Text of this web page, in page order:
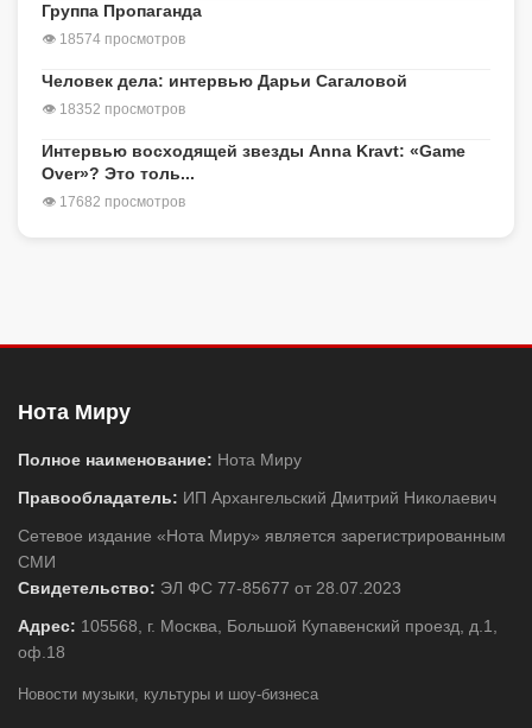
Группа Пропаганда
👁 18574 просмотров
Человек дела: интервью Дарьи Сагаловой
👁 18352 просмотров
Интервью восходящей звезды Anna Kravt: «Game
Over»? Это толь...
👁 17682 просмотров
Нота Миру
Полное наименование: Нота Миру
Правообладатель: ИП Архангельский Дмитрий Николаевич
Сетевое издание «Нота Миру» является зарегистрированным
СМИ
Свидетельство: ЭЛ ФС 77-85677 от 28.07.2023
Адрес: 105568, г. Москва, Большой Купавенский проезд, д.1,
оф.18
Новости музыки, культуры и шоу-бизнеса